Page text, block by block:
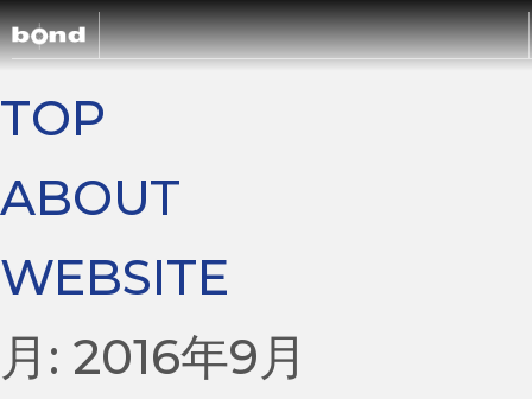
ABOUT
TOP
ABOUT
WEBSITE
月: 2016年9月